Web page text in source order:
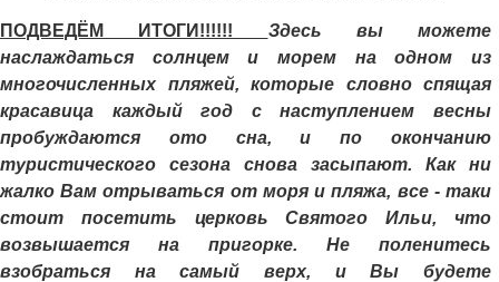
ПОДВЕДЁМ ИТОГИ!!!!!! Здесь вы можете
наслаждаться солнцем и морем на одном из
многочисленных пляжей, которые словно спящая
красавица каждый год с наступлением весны
пробуждаются ото сна, и по окончанию
туристического сезона снова засыпают. Как ни
жалко Вам отрываться от моря и пляжа, все - таки
стоит посетить церковь Святого Ильи, что
возвышается на пригорке. Не поленитесь
взобраться на самый верх, и Вы будете